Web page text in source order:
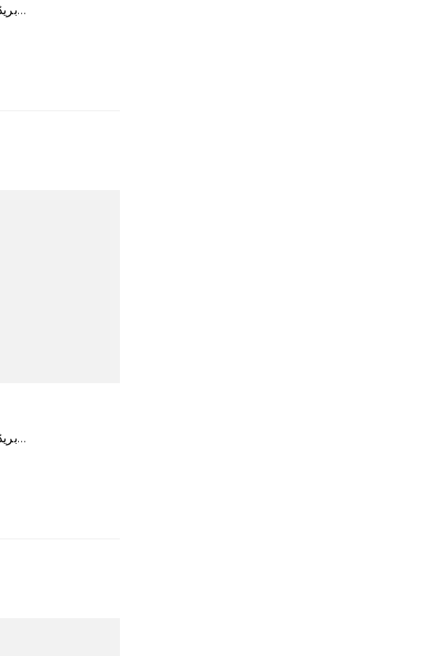
بریڈ کرمب ٹریل لنکس قابل تجدید ذرائع خبریں کان کنی کمپنی کا کہنا ہے کہ سب سے پہلے شمالی امریکہ…
بریڈ کرمب ٹریل لنکس قابل تجدید ذرائع خبریں کان کنی کمپنی کا کہنا ہے کہ سب سے پہلے شمالی امریکہ…